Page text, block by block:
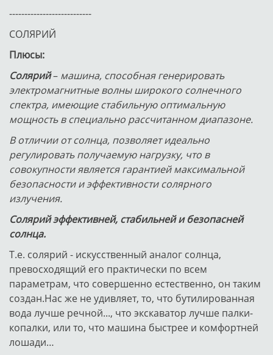
---------------------------
СОЛЯРИЙ
Плюсы:
Солярий– машина, способная генерировать
электромагнитные волны широкого солнечного
спектра, имеющие стабильную оптимальную
мощность в специально рассчитанном диапазоне.
В отличии от солнца, позволяет идеально
регулировать получаемую нагрузку, что в
совокупности является гарантией максимальной
безопасности и эффективности солярного
излучения.
Солярий эффективней, стабильней и безопасней
солнца.
Т.е. солярий - искусственный аналог солнца,
превосходящий его практически по всем
параметрам, что совершенно естественно, он таким
создан.Нас же не удивляет, то, что бутилированная
вода лучше речной..., что экскаватор лучше палки-
копалки, или то, что машина быстрее и комфортней
лошади…